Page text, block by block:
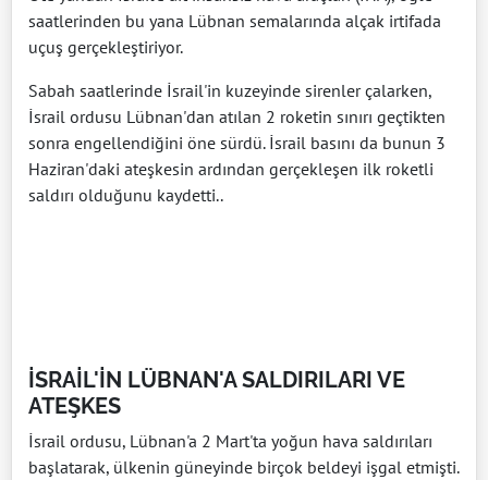
saatlerinden bu yana Lübnan semalarında alçak irtifada
uçuş gerçekleştiriyor.
Sabah saatlerinde İsrail'in kuzeyinde sirenler çalarken,
İsrail ordusu Lübnan'dan atılan 2 roketin sınırı geçtikten
sonra engellendiğini öne sürdü. İsrail basını da bunun 3
Haziran'daki ateşkesin ardından gerçekleşen ilk roketli
saldırı olduğunu kaydetti..
İSRAİL'İN LÜBNAN'A SALDIRILARI VE
ATEŞKES
İsrail ordusu, Lübnan'a 2 Mart'ta yoğun hava saldırıları
başlatarak, ülkenin güneyinde birçok beldeyi işgal etmişti.